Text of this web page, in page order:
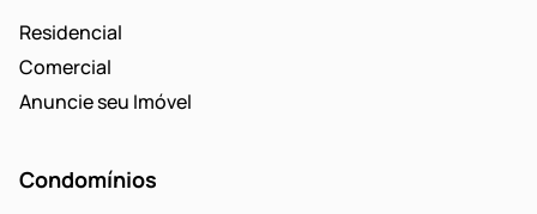
Residencial
Comercial
Anuncie seu Imóvel
Condomínios